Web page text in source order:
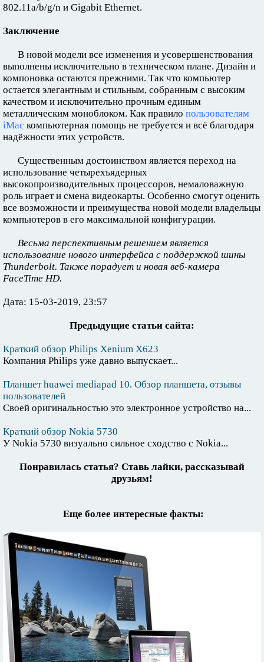
802.11a/b/g/n и Gigabit Ethernet.
Заключение
В новой модели все изменения и усовершенствования
выполнены исключительно в техническом плане. Дизайн и
компоновка остаются прежними. Так что компьютер
остается элегантным и стильным, собранным с высоким
качеством и исключительно прочным единым
металлическим моноблоком. Как правило пользователям
iMac компьютерная помощь не требуется и всё благодаря
надёжности этих устройств.
Существенным достоинством является переход на
использование четырехъядерных
высокопроизводительных процессоров, немаловажную
роль играет и смена видеокарты. Особенно смогут оценить
все возможности и преимущества новой модели владельцы
компьютеров в его максимальной конфигурации.
Весьма перспективным решением является
использование нового интерфейса с поддержкой шины
Thunderbolt. Также порадует и новая веб-камера
FaceTime HD.
Дата: 15-03-2019, 23:57
Предыдущие статьи сайта:
Краткий обзор Philips Xenium X623
Компания Philips уже давно выпускает...
Планшет huawei mediapad 10. Обзор планшета, отзывы
пользователей
Своей оригинальностью это электронное устройство на...
Краткий обзор Nokia 5730
У Nokia 5730 визуально сильное сходство с Nokia...
Понравилась статья? Ставь лайки, рассказывай
друзьям!
Еще более интересные факты: